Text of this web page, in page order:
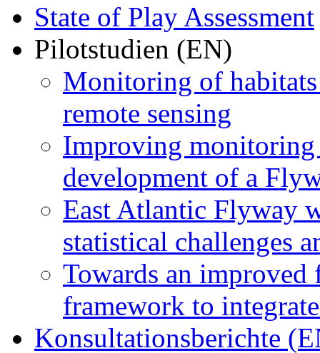
State of Play Assessment
Pilotstudien (EN)
Monitoring of habitats
remote sensing
Improving monitoring
development of a
East Atlantic Flyway
statistical challenges
Towards an
framework to
Konsultationsberichte